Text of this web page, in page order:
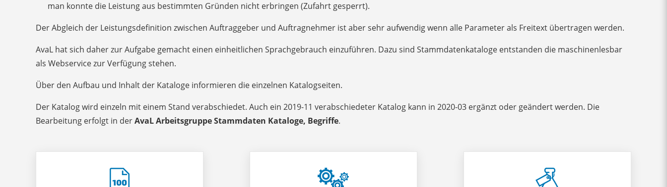
man konnte die Leistung aus bestimmten Gründen nicht erbringen (Zufahrt gesperrt).
Der Abgleich der Leistungsdefinition zwischen Auftraggeber und Auftragnehmer ist aber sehr aufwendig wenn alle Parameter als Freitext übertragen werden.
AvaL hat sich daher zur Aufgabe gemacht einen einheitlichen Sprachgebrauch einzuführen. Dazu sind Stammdatenkataloge entstanden die maschinenlesbar
als Webservice zur Verfügung stehen.
Über den Aufbau und Inhalt der Kataloge informieren die einzelnen Katalogseiten.
Der Katalog wird einzeln mit einem Stand verabschiedet. Auch ein 2019-11 verabschiedeter Katalog kann in 2020-03 ergänzt oder geändert werden. Die
Bearbeitung erfolgt in derAvaL Arbeitsgruppe Stammdaten Kataloge, Begriffe.